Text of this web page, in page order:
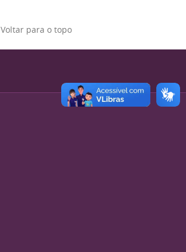
Voltar para o topo